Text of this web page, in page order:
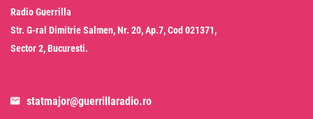
Radio Guerrilla
Str. G-ral Dimitrie Salmen, Nr. 20, Ap.7, Cod 021371,
Sector 2, Bucuresti.
statmajor@guerrillaradio.ro